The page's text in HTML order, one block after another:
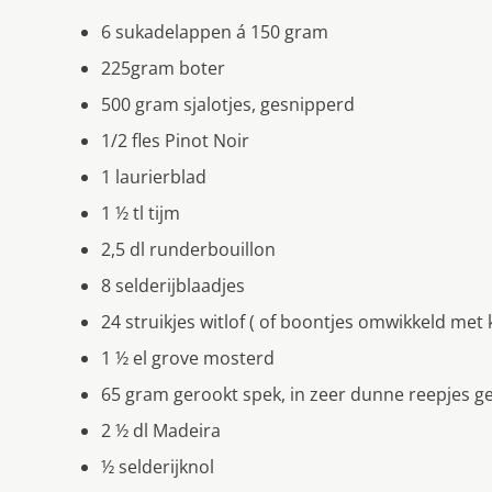
6 sukadelappen á 150 gram
225gram boter
500 gram sjalotjes, gesnipperd
1/2 fles Pinot Noir
1 laurierblad
1 ½ tl tijm
2,5 dl runderbouillon
8 selderijblaadjes
24 struikjes witlof ( of boontjes omwikkeld met
1 ½ el grove mosterd
65 gram gerookt spek, in zeer dunne reepjes
2 ½ dl Madeira
½ selderijknol